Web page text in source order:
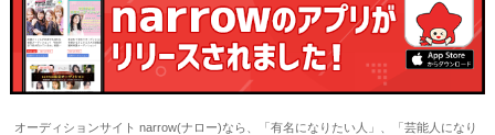
オーディションサイト narrow(ナロー)なら、「有名になりたい人」、「芸能人になり